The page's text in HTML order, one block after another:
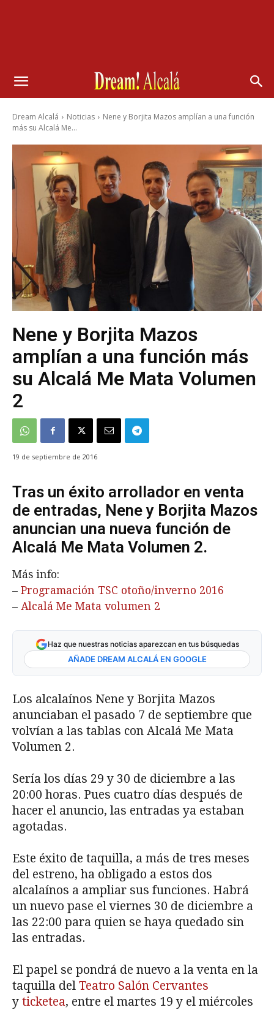
Dream Alcalá Noticias
Nene y Borjita Mazos amplían a una función
más su Alcalá Me...
Nene y Borjita Mazos
amplían a una función más
su Alcalá Me Mata Volumen
2
19 de septiembre de 2016
Tras un éxito arrollador en venta
de entradas, Nene y Borjita Mazos
anuncian una nueva función de
Alcalá Me Mata Volumen 2.
Más info:
– Programación TSC otoño/inverno 2016
– Alcalá Me Mata volumen 2
Haz que nuestras noticias aparezcan en tus búsquedas
AÑADE DREAM ALCALÁ EN GOOGLE
Los alcalaínos Nene y Borjita Mazos
anunciaban el pasado 7 de septiembre que
volvían a las tablas con Alcalá Me Mata
Volumen 2.
Sería los días 29 y 30 de diciembre a las
20:00 horas. Pues cuatro días después de
hacer el anuncio, las entradas ya estaban
agotadas.
Este éxito de taquilla, a más de tres meses
del estreno, ha obligado a estos dos
alcalaínos a ampliar sus funciones. Habrá
un nuevo pase el viernes 30 de diciembre a
las 22:00 para quien se haya quedado sin
las entradas.
El papel se pondrá de nuevo a la venta en la
taquilla del Teatro Salón Cervantes
y ticketea, entre el martes 19 y el miércoles